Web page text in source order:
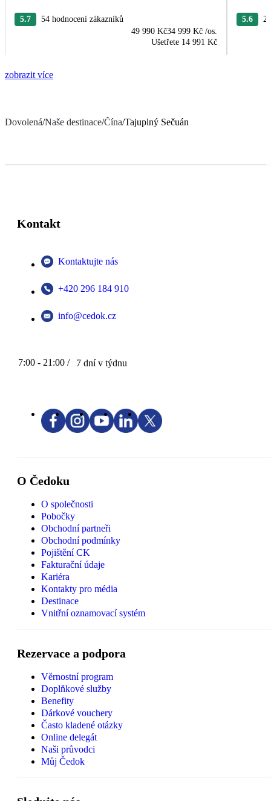
5.7
54 hodnocení zákazníků
49 990 Kč34 999 Kč /os.
Ušetřete 14 991 Kč
5.6
zobrazit více
Dovolená/Naše destinace/Čína/Tajuplný Sečuán
Kontakt
Kontaktujte nás
+420 296 184 910
info@cedok.cz
7:00 - 21:00 / 7 dní v týdnu
O Čedoku
O společnosti
Pobočky
Obchodní partneři
Obchodní podmínky
Pojištění CK
Fakturační údaje
Kariéra
Kontakty pro média
Destinace
Vnitřní oznamovací systém
Rezervace a podpora
Věrnostní program
Doplňkové služby
Benefity
Dárkové vouchery
Často kladené otázky
Online delegát
Naši průvodci
Můj Čedok